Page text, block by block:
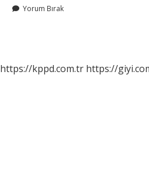
Yorum Bırak
https://kppd.com.tr https://